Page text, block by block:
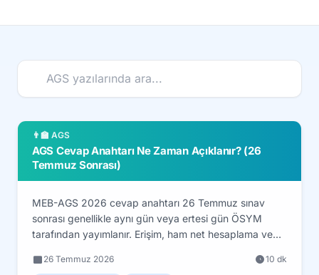
👨‍🏫 AGS
AGS Cevap Anahtarı Ne Zaman Açıklanır? (26
Temmuz Sonrası)
MEB-AGS 2026 cevap anahtarı 26 Temmuz sınav
sonrası genellikle aynı gün veya ertesi gün ÖSYM
tarafından yayımlanır. Erişim, ham net hesaplama ve
26 Temmuz 2026 10 dk